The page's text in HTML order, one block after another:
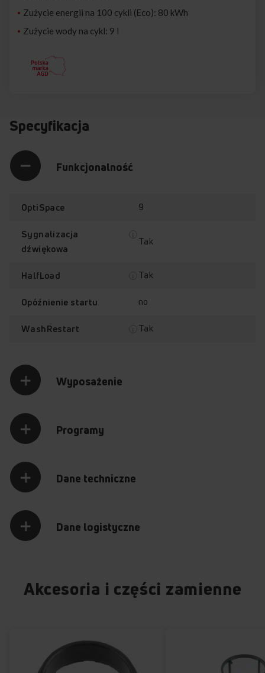
Zużycie energii na 100 cykli (Eco): 80 kWh
Zużycie wody na cykl: 9 l
Specyfikacja
Funkcjonalność
OptiSpace 9
Sygnalizacja
dźwiękowa
Tak
HalfLoad Tak
Opóźnienie startu no
WashRestart Tak
Wyposażenie
Programy
Dane techniczne
Dane logistyczne
Akcesoria i części zamienne